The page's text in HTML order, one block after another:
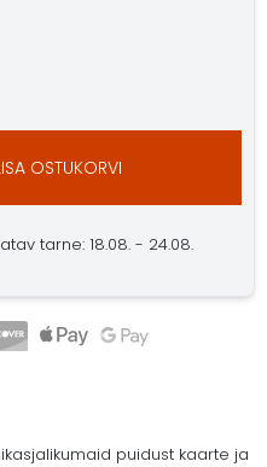
OSTUKORVI
tarne: 18.08. - 24.08.
puidust kaarte ja